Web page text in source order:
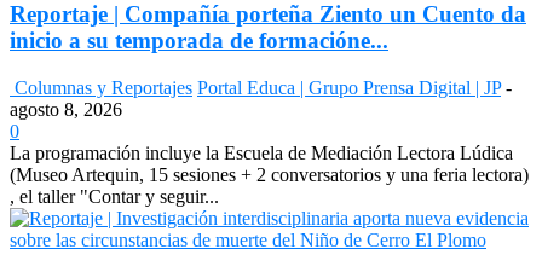
Reportaje | Compañía porteña Ziento un Cuento da
inicio a su temporada de formacióne...
Columnas y Reportajes Portal Educa | Grupo Prensa Digital | JP -
agosto 8, 2026
0
La programación incluye la Escuela de Mediación Lectora Lúdica
(Museo Artequin, 15 sesiones + 2 conversatorios y una feria lectora)
, el taller "Contar y seguir...